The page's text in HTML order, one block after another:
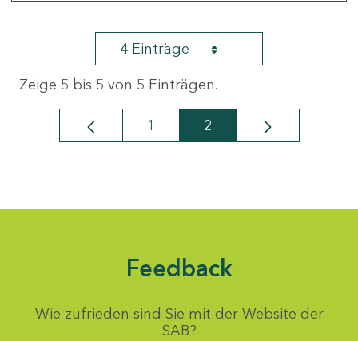
4 Einträge
Zeige 5 bis 5 von 5 Einträgen.
Seite
1 Seite
2
Feedback
Wie zufrieden sind Sie mit der Website der
SAB?